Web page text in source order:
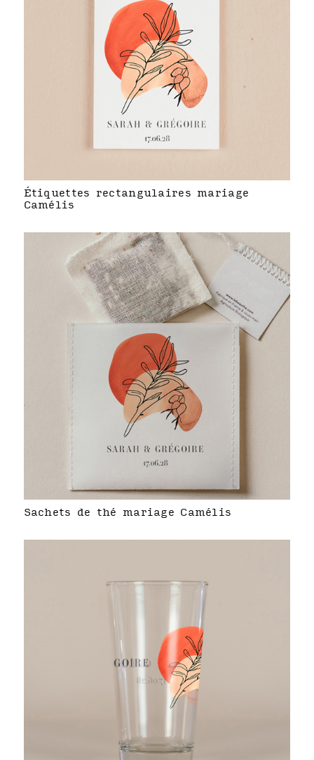
Étiquettes rectangulaires mariage
Camélis
Sachets de thé mariage Camélis